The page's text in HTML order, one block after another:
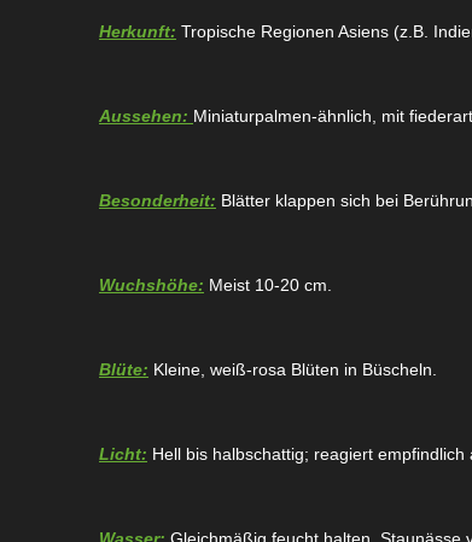
Herkunft: Tropische Regionen Asiens (z.B.
Aussehen: Miniaturpalmen-ähnlich, mit
Besonderheit: Blätter klappen sich bei
Wuchshöhe: Meist 10-20 cm.
Blüte: Kleine, weiß-rosa Blüten in Büscheln.
Licht: Hell bis halbschattig; reagiert empfindlich
Wasser: Gleichmäßig feucht halten, Staunässe